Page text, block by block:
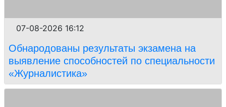
07-08-2026 16:12
Обнародованы результаты экзамена на
выявление способностей по специальности
«Журналистика»